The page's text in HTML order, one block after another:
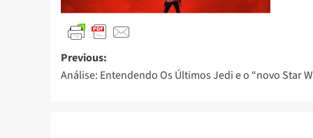
Previous:
Análise: Entendendo Os Últimos Jedi e o “novo Star